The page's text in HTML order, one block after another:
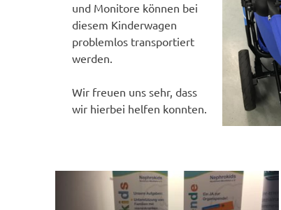
und Monitore können bei
diesem Kinderwagen
problemlos transportiert
werden.
Wir freuen uns sehr, dass
wir hierbei helfen konnten.